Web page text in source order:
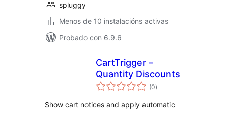
spluggy
Menos de 10 instalacións activas
Probado con 6.9.6
CartTrigger –
Quantity Discounts
(0valoracións
totais
)
Show cart notices and apply automatic